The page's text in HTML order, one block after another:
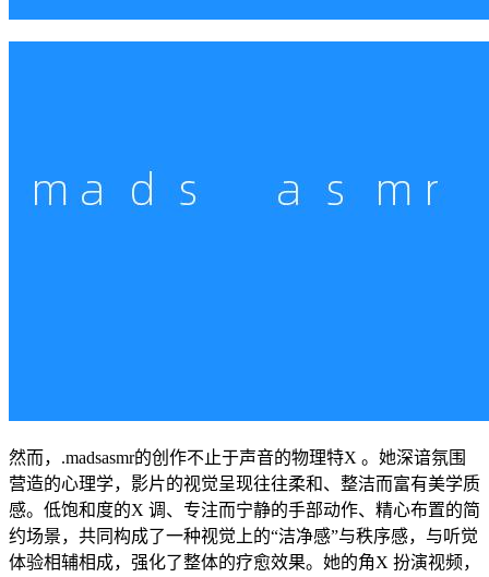
然而，.madsasmr的创作不止于声音的物理特X 。她深谙氛围
营造的心理学，影片的视觉呈现往往柔和、整洁而富有美学质
感。低饱和度的X 调、专注而宁静的手部动作、精心布置的简
约场景，共同构成了一种视觉上的“洁净感”与秩序感，与听觉
体验相辅相成，强化了整体的疗愈效果。她的角X 扮演视频，